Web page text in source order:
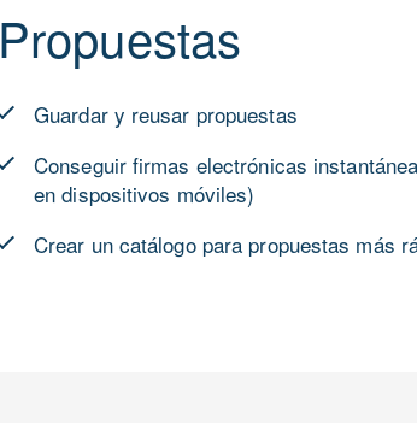
Propuestas
Guardar y reusar propuestas
Conseguir firmas electrónicas
en dispositivos móviles)
Crear un catálogo para propuestas más